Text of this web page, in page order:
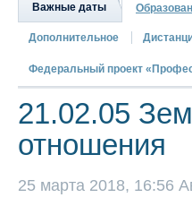
Важные даты
Дополнительное
Федеральный проект
21.02.05
отношения
25 марта 2018, 16:56